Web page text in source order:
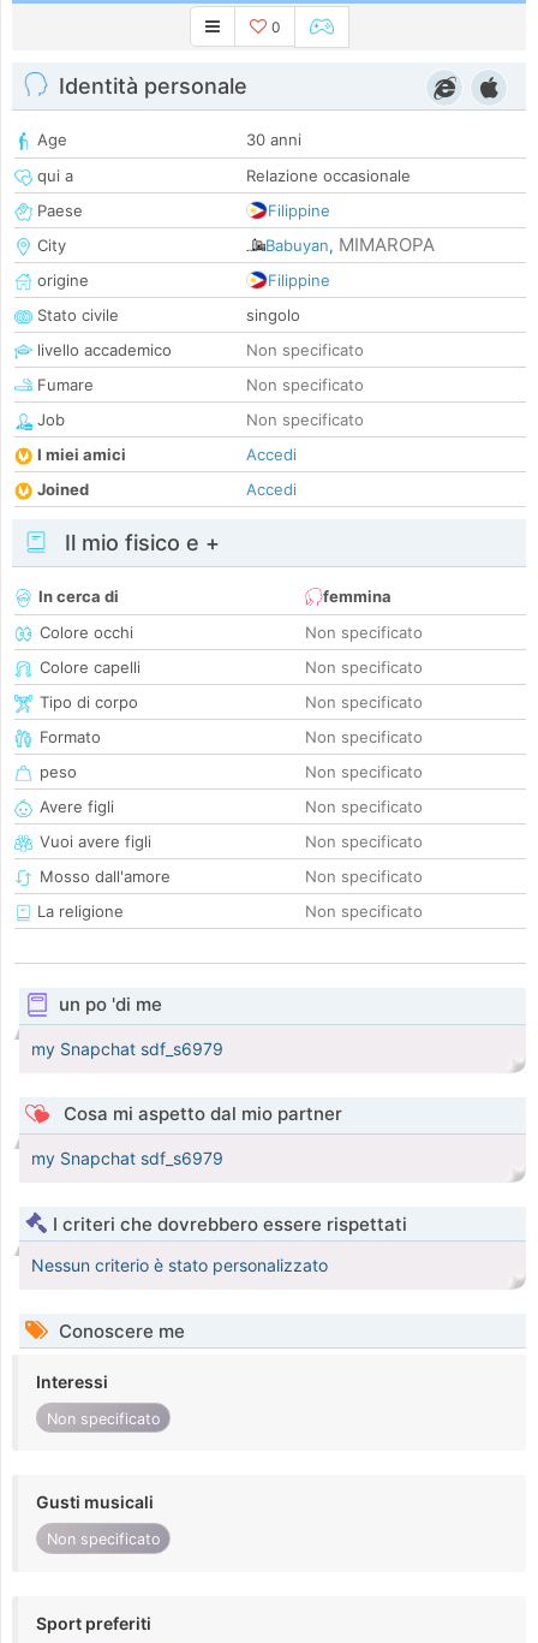
0
Identità personale
Age
30 anni
qui a
Relazione occasionale
Paese
Filippine
City
Babuyan, MIMAROPA
origine
Filippine
Stato civile
singolo
livello accademico
Non specificato
Fumare
Non specificato
Job
Non specificato
I miei amici
Accedi
Joined
Accedi
Il mio fisico e +
In cerca di
femmina
Colore occhi
Non specificato
Colore capelli
Non specificato
Tipo di corpo
Non specificato
Formato
Non specificato
peso
Non specificato
Avere figli
Non specificato
Vuoi avere figli
Non specificato
Mosso dall'amore
Non specificato
La religione
Non specificato
un po 'di me
my Snapchat sdf_s6979
Cosa mi aspetto dal mio partner
my Snapchat sdf_s6979
I criteri che dovrebbero essere rispettati
Nessun criterio è stato personalizzato
Conoscere me
Interessi
Non specificato
Gusti musicali
Non specificato
Sport preferiti